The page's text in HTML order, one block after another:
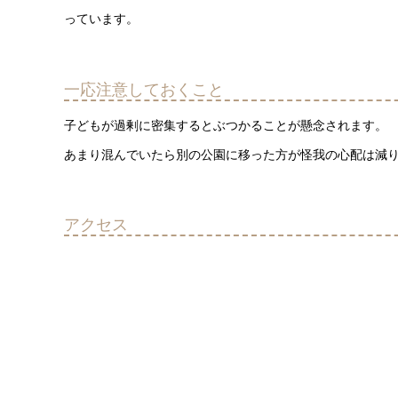
っています。
一応注意しておくこと
子どもが過剰に密集するとぶつかることが懸念されます。
あまり混んでいたら別の公園に移った方が怪我の心配は減り
アクセス